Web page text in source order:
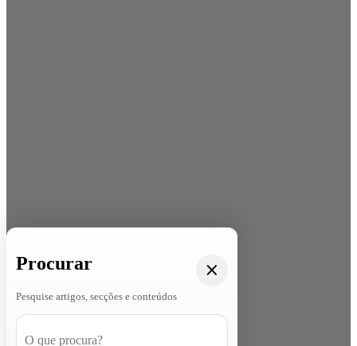
Procurar
Pesquise artigos, secções e conteúdos